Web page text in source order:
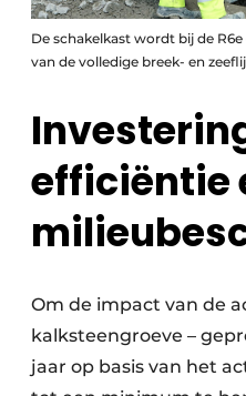
De schakelkast wordt bij de
van de volledige breek- en
efficiëntie
Om de impact van de
kalksteengroeve –
jaar op basis van het